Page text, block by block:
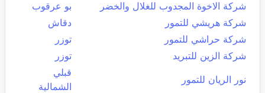
شركة الاخوة المجدوب للغلال والخضر
بو عرقوب
شركة هريشي للتمور
دقاش
شركة حراشي للتمور
توزر
شركة الزين للتبريد
توزر
نور الريان للتمور
قبلي
الشمالية